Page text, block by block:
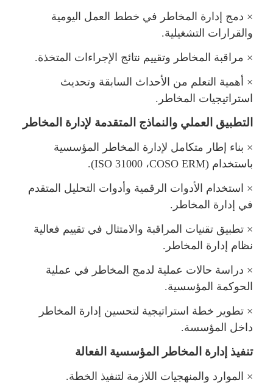
× دمج إدارة المخاطر في خطط العمل اليومية
والقرارات التشغيلية.
× راقبة المخاطر وتقييم نتائج الإجراءات المتخذة.
× أهمية التعلم من الأحداث السابقة وتحديث
استراتيجيات المخاطر.
التطبيق العملي والنماذج المتقدمة لإدارة المخاطر
× بناء إطار متكامل لإدارة المخاطر المؤسسية
باستخدام (COSO ERM، ISO 31000
).
× استخدام الأدوات الرقمية وأدوات التحليل المتقد
في إدارة المخاطر.
× تطبيق تقنيات المراقبة والامتثال في تقييم فعالية
نظام إدارة المخاطر.
× دراسة حالات عملية لدمج المخاطر في عملية
الحوكمة المؤسسية.
× تطوير خطة استراتيجية لتحسين إدارة المخاطر
داخل المؤسسة.
تنفيذ إدارة المخاطر المؤسسية الفعالة
× الموارد والمنهجيات اللازمة لتنفيذ الخطة.